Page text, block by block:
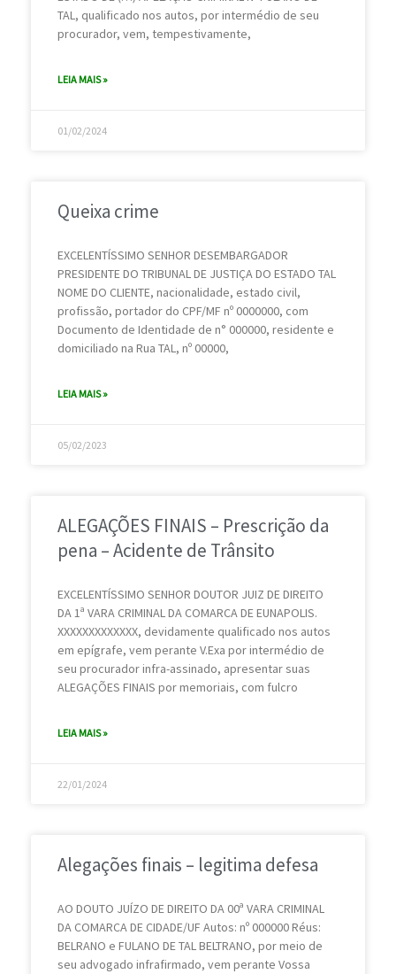
TAL, qualificado nos autos, por intermédio de seu
procurador, vem, tempestivamente,
LEIA MAIS »
01/02/2024
Queixa crime
EXCELENTÍSSIMO SENHOR DESEMBARGADOR
PRESIDENTE DO TRIBUNAL DE JUSTIÇA DO ESTADO TAL
NOME DO CLIENTE, nacionalidade, estado civil,
profissão, portador do CPF/MF nº 0000000, com
Documento de Identidade de n° 000000, residente e
domiciliado na Rua TAL, nº 00000,
LEIA MAIS »
05/02/2023
ALEGAÇÕES FINAIS – Prescrição da
pena – Acidente de Trânsito
EXCELENTÍSSIMO SENHOR DOUTOR JUIZ DE DIREITO
DA 1ª VARA CRIMINAL DA COMARCA DE EUNAPOLIS.
XXXXXXXXXXXXX, devidamente qualificado nos autos
em epígrafe, vem perante V.Exa por intermédio de
seu procurador infra-assinado, apresentar suas
ALEGAÇÕES FINAIS por memoriais, com fulcro
LEIA MAIS »
22/01/2024
Alegações finais – legitima defesa
AO DOUTO JUÍZO DE DIREITO DA 00ª VARA CRIMINAL
DA COMARCA DE CIDADE/UF Autos: nº 000000 Réus:
BELRANO e FULANO DE TAL BELTRANO, por meio de
seu advogado infrafirmado, vem perante Vossa